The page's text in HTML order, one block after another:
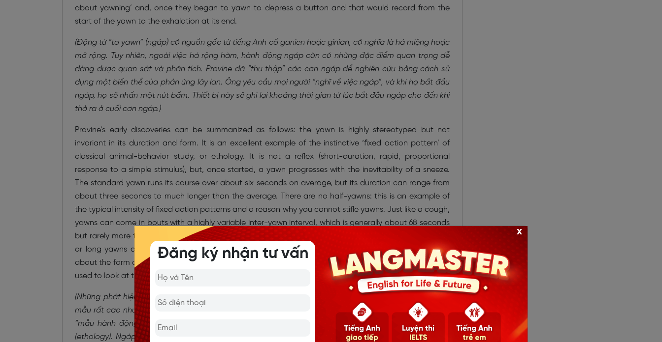
about yawning’ and, once they began to yawn to depress a button and that would record from the
start of the yawn to the exhalation at its end.
(Động từ “to yawn” (ngáp) có nguồn gốc từ tiếng Anh cổ ganien hoặc ginian, có nghĩa là há miệng hoặc
mở rộng. Tuy nhiên, ngoài việc há rộng hàm, hành động ngáp còn có những đặc điểm quan trọng dễ
dàng được quan sát và phân tích. Provine đã “thu thập” các cơn ngáp để nghiên cứu bằng cách sử
dụng một biến thể của phản ứng lây lan. Ông yêu cầu mọi người “nghĩ về việc ngáp”, và khi họ bắt đầu
ngáp, họ sẽ nhấn một nút bấm. Thiết bị này sẽ ghi lại khoảng thời gian từ lúc bắt đầu ngáp cho đến khi
thở ra ở cuối cơn ngáp.)
Provine’s early discoveries can be summanized as follows: the yawn is highly stereotyped but not
invariant in its duration and form. It is an excellent example of the instinctive ‘fixed action pattern’ of
classical animal-behavior study, or ethology. It is not a reflex (short-duration, rapid, proportional
response to a simple stimulus), but, once started, a yawn progresses with the inevitability of a sneeze.
The standard yawn runs its course over about six seconds on average, but its duration can range from
about three seconds to much longer than the average. There are no half-yawns: this is an example of
the typical intensity of fixed action patterns and a reason why you cannot stifle yawns. Just like a cough,
yawns can come in bouts with a highly variable inter-yawn interval, which is generally about 68 seconds
but rarely more than 70. There is no relation between yawn frequency and duration: producers of short
or long yawns do not compensate by yawning more or less often. Furthermore, Provine’s hypotheses
about the form and function of yawning can be tested by three informative yawn variants which can be
used to look at the roles of the nose, the mouth and the jaws.
(Những phát hiện ban đầu của Provine có thể được tóm tắt như sau: hành động ngáp có tính khuôn
mẫu rất cao nhưng không hoàn toàn cố định về thời lượng và hình thức. Đây là một ví dụ điển hình về
“mẫu hành động cố định” mang tính bản năng trong ngành nghiên cứu hành vi động vật cổ điển
(ethology). Ngáp không phải là một phản xạ (một phản ứng nhanh, ngắn và tỷ lệ thuận với một kích
Đăng ký nhận tư vấn
x